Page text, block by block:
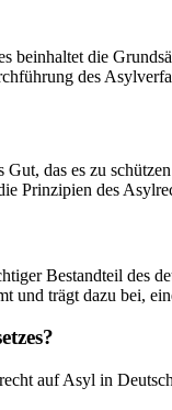
beinhaltet die
des
das es zu
Prinzipien des
Bestandteil des
und trägt dazu bei,
auf Asyl in